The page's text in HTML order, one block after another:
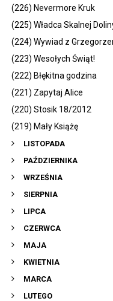
(226) Nevermore Kruk
(225) Władca Skalnej
(224) Wywiad z
(223) Wesołych Świąt!
(222) Błękitna godzina
(221) Zapytaj Alice
(220) Stosik 18/2012
(219) Mały Książę
LISTOPADA
PAŹDZIERNIKA
WRZEŚNIA
SIERPNIA
LIPCA
CZERWCA
MAJA
KWIETNIA
MARCA
LUTEGO